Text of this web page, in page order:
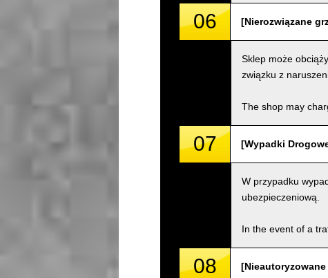
06 [Nierozwiązane
Sklep może
związku z
The shop may
07 [Wypadki
W przypadku
ubezpieczeniową.
In the event of a
08